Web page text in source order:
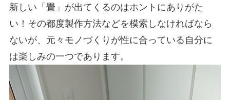
新しい「畳」が出てくるのはホントにありがた
い！その都度製作方法などを模索しなければなら
ないが、元々モノづくりが性に合っている自分に
は楽しみの一つであります。